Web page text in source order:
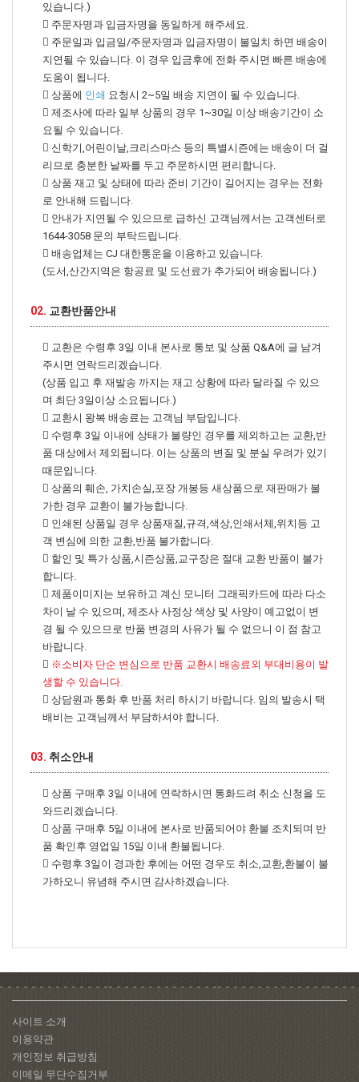
있습니다.)
주문자명과 입금자명을 동일하게 해주세요.
주문일과 입금일/주문자명과 입금자명이 불일치 하면 배송이
지연될 수 있습니다. 이 경우 입금후에 전화 주시면 빠른 배송에
도움이 됩니다.
상품에 인쇄 요청시 2~5일 배송 지연이 될 수 있습니다.
제조사에 따라 일부 상품의 경우 1~30일 이상 배송기간이 소
요될 수 있습니다.
신학기,어린이날,크리스마스 등의 특별시즌에는 배송이 더 걸
리므로 충분한 날짜를 두고 주문하시면 편리합니다.
상품 재고 및 상태에 따라 준비 기간이 길어지는 경우는 전화
로 안내해 드립니다.
안내가 지연될 수 있으므로 급하신 고객님께서는 고객센터로
1644-3058 문의 부탁드립니다.
배송업체는 CJ 대한통운을 이용하고 있습니다.
(도서,산간지역은 항공료 및 도선료가 추가되어 배송됩니다.)
02. 교환반품안내
교환은 수령후 3일 이내 본사로 통보 및 상품 Q&A에 글 남겨
주시면 연락드리겠습니다.
(상품 입고 후 재발송 까지는 재고 상황에 따라 달라질 수 있으
며 최단 3일이상 소요됩니다.)
교환시 왕복 배송료는 고객님 부담입니다.
수령후 3일 이내에 상태가 불량인 경우를 제외하고는 교환,반
품 대상에서 제외됩니다. 이는 상품의 변질 및 분실 우려가 있기
때문입니다.
상품의 훼손, 가치손실,포장 개봉등 새상품으로 재판매가 불
가한 경우 교환이 불가능합니다.
인쇄된 상품일 경우 상품재질,규격,색상,인쇄서체,위치등 고
객 변심에 의한 교환,반품 불가합니다.
할인 및 특가 상품,시즌상품,교구장은 절대 교환 반품이 불가
합니다.
제품이미지는 보유하고 계신 모니터 그래픽카드에 따라 다소
차이 날 수 있으며, 제조사 사정상 색상 및 사양이 예고없이 변
경 될 수 있으므로 반품 변경의 사유가 될 수 없으니 이 점 참고
바랍니다.
※소비자 단순 변심으로 반품 교환시 배송료외 부대비용이 발
생할 수 있습니다.
상담원과 통화 후 반품 처리 하시기 바랍니다. 임의 발송시 택
배비는 고객님께서 부담하셔야 합니다.
03. 취소안내
상품 구매후 3일 이내에 연락하시면 통화드려 취소 신청을 도
와드리겠습니다.
상품 구매후 5일 이내에 본사로 반품되어야 환불 조치되며 반
품 확인후 영업일 15일 이내 환불됩니다.
수령후 3일이 경과한 후에는 어떤 경우도 취소,교환,환불이 불
가하오니 유념해 주시면 감사하겠습니다.
사이트 소개
이용약관
개인정보 취급방침
이메일 무단수집거부